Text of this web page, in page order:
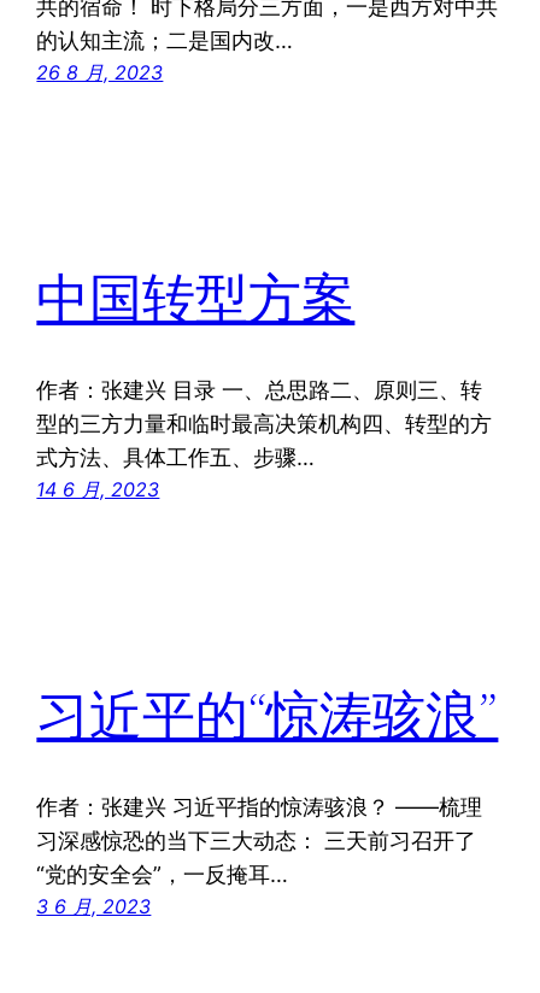
共的宿命！ 时下格局分三方面，一是西方对中共
的认知主流；二是国内改…
26 8 月, 2023
中国转型方案
作者：张建兴 目录 一、总思路二、原则三、转
型的三方力量和临时最高决策机构四、转型的方
式方法、具体工作五、步骤…
14 6 月, 2023
习近平的“惊涛骇浪”
作者：张建兴 习近平指的惊涛骇浪？ ——梳理
习深感惊恐的当下三大动态： 三天前习召开了
“党的安全会”，一反掩耳…
3 6 月, 2023